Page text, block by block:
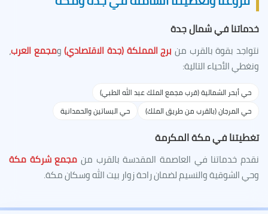
خدماتنا في شمال جدة
نتواجد بقوة بالقرب من برج المملكة (جدة الاقتصادي)ومجمع العرب،
ونغطي الأحياء التالية:
حي أبحر الشمالية (قرب مجمع الملك عبد الله الطبي)
حي المرجان (بالقرب من طريق الملك)
حي البساتين والحمدانية
تغطيتنا في مكة المكرمة
نقدم خدماتنا في العاصمة المقدسة بالقرب من مجمع شركة مكة
وحي الشوقية والنسيم لضمان راحة زوار بيت الله وسكان مكة.